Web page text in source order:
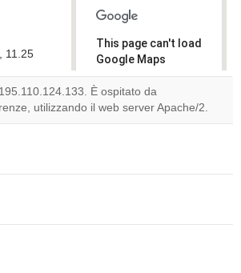
11.25
This page can't load
Google Maps
correctly.
Do you
own this
OK
È ospitato da
utilizzando il web server Apache/2.